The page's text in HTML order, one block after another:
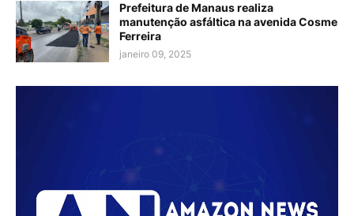
Prefeitura de Manaus realiza
manutenção asfáltica na avenida Cosme
Ferreira
janeiro 09, 2025